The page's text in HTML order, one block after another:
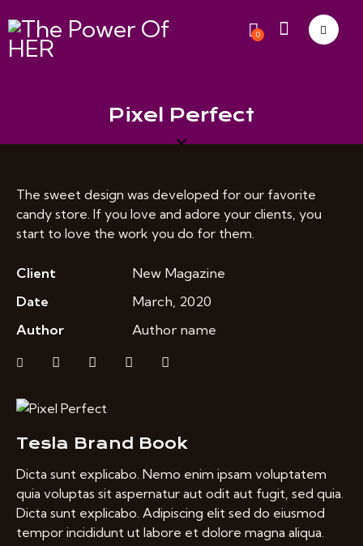
0
Pixel Perfect
The sweet design was developed for our favorite
candy store. If you love and adore your clients, you
start to love the work you do for them.
Client
New Magazine
Date
March, 2020
Author
Author name
Tesla Brand Book
Dicta sunt explicabo. Nemo enim ipsam voluptatem
quia voluptas sit aspernatur aut odit aut fugit, sed quia.
Dicta sunt explicabo. Adipiscing elit sed do eiusmod
tempor incididunt ut labore et dolore magna aliqua.